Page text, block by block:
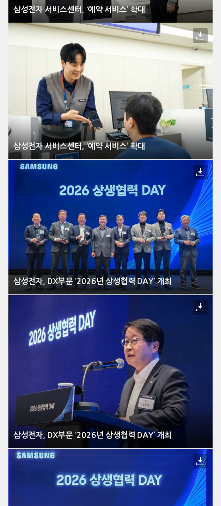
삼성전자 서비스센터, ‘예약 서비스’ 확대
삼성전자 서비스센터, ‘예약 서비스’ 확대
삼성전자, DX부문 ‘2026년 상생협력 DAY’ 개최
삼성전자, DX부문 ‘2026년 상생협력 DAY’ 개최